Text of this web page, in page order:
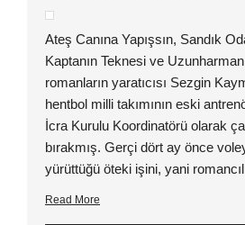
Ateş Canına Yapışsın, Sandık
Kaptanın Teknesi ve
romanların yaratıcısı Sezgin
hentbol milli takımının eski
İcra Kurulu Koordinatörü olarak
bırakmış. Gerçi dört ay önce
yürüttüğü öteki işini, yani
Read More